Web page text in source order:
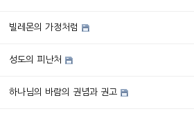
빌레몬의 가정처럼
성도의 피난처
하나님의 바람의 권념과 권고